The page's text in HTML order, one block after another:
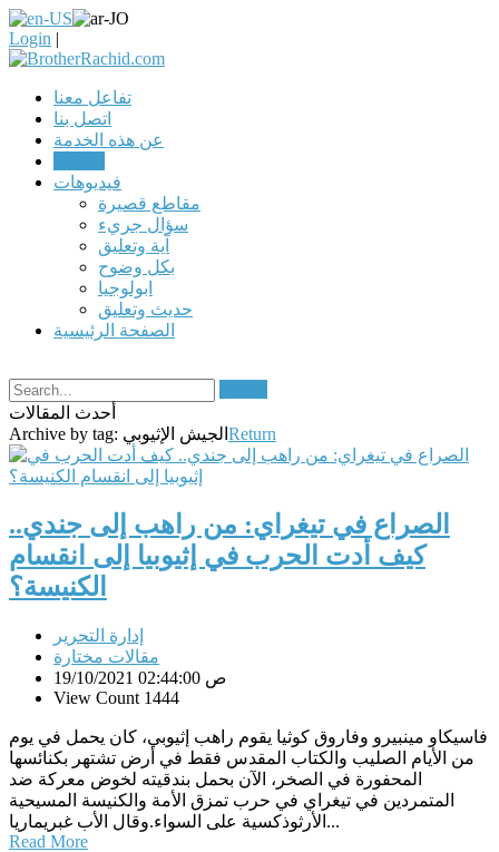
Login |
تفاعل معنا
اتصل بنا
عن هذه الخدمة
فيديوهات
مقاطع قصيرة
سؤال جريء
آية وتعليق
بكل وضوح
ابولوجيا
حديث وتعليق
الصفحة الرئيسية
أحدث المقالات
Archive by tag: الجيش الإثيوبي Return
الصراع في تيغراي: من راهب إلى جندي..
كيف أدت الحرب في إثيوبيا إلى انقسام
الكنيسة؟
إدارة التحرير
مقالات مختارة
19/10/2021 02:44:00 ص
View Count 1444
فاسيكاو مينبيرو وفاروق كوثيا يقوم راهب إثيوبي، كان يحمل في يوم
من الأيام الصليب والكتاب المقدس فقط في أرض تشتهر بكنائسها
المحفورة في الصخر، الآن بحمل بندقيته لخوض معركة ضد
المتمردين في تيغراي في حرب تمزق الأمة والكنيسة المسيحية
الأرثوذكسية على السواء.وقال الأب غبريماريا...
Read More